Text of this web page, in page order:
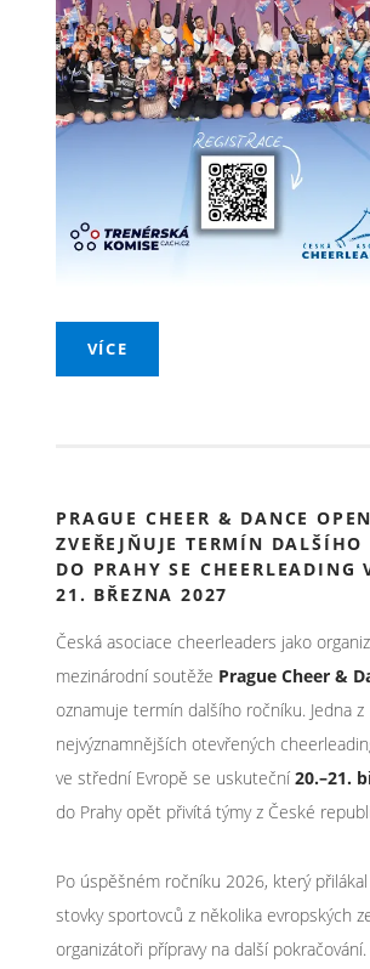
VÍCE
PRAGUE CHEER & DANCE OPEN
ZVEŘEJŇUJE TERMÍN
DO PRAHY SE CHEERLEADING
21. BŘEZNA 2027
Česká asociace cheerleaders jako
mezinárodní soutěže Prague Cheer &
oznamuje termín dalšího ročníku. Jedna z
nejvýznamnějších otevřených
ve střední Evropě se uskuteční20.–21.
do Prahy opět přivítá týmy z České
Po úspěšném ročníku 2026, který
stovky sportovců z několika evropských
organizátoři přípravy na další